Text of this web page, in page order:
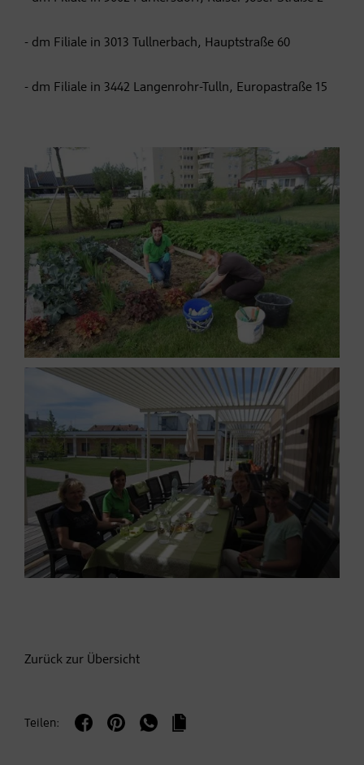
- dm Filiale in 3013 Tullnerbach, Hauptstraße 60
- dm Filiale in 3442 Langenrohr-Tulln, Europastraße 15
Zurück zur Übersicht
Teilen: